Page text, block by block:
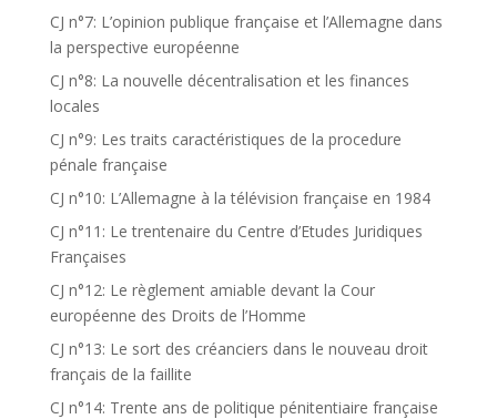
CJ n°7: L’opinion publique française et l’Allemagne dans
la perspective européenne
CJ n°8: La nouvelle décentralisation et les finances
locales
CJ n°9: Les traits caractéristiques de la procedure
pénale française
CJ n°10: L’Allemagne à la télévision française en 1984
CJ n°11: Le trentenaire du Centre d’Etudes Juridiques
Françaises
CJ n°12: Le règlement amiable devant la Cour
européenne des Droits de l’Homme
CJ n°13: Le sort des créanciers dans le nouveau droit
français de la faillite
CJ n°14: Trente ans de politique pénitentiaire française